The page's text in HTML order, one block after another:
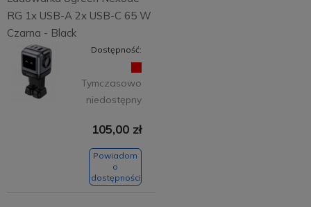
RG 1x USB-A 2x USB-C 65 W
Czarna - Black
Dostępność:
Tymczasowo
niedostępny
105,00 zł
Powiadom
o
dostępności